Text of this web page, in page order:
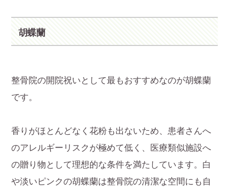
胡蝶蘭
整骨院の開院祝いとして最もおすすめなのが胡蝶蘭
です。
香りがほとんどなく花粉も出ないため、患者さんへ
のアレルギーリスクが極めて低く、医療類似施設へ
の贈り物として理想的な条件を満たしています。白
や淡いピンクの胡蝶蘭は整骨院の清潔な空間にも自